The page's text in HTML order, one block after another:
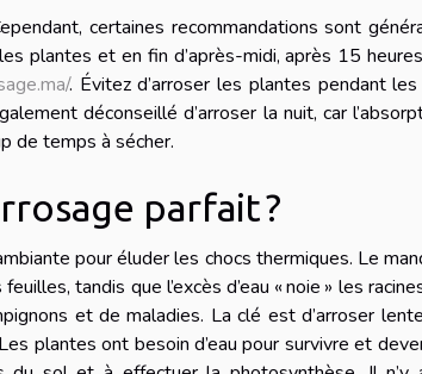
certaines recommandations sont
plantes et en fin d’après-midi, après 15
. Évitez d’arroser les plantes pendant
déconseillé d’arroser la nuit, car
de temps à sécher.
parfait ?
pour éluder les chocs thermiques. Le
tandis que l’excès d’eau « noie » les
et de maladies. La clé est d’arroser
plantes ont besoin d’eau pour survivre et